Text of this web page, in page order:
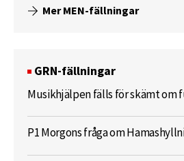
Mer MEN-fällningar
GRN-fällningar
Musikhjälpen fälls för skämt om
P1 Morgons fråga om